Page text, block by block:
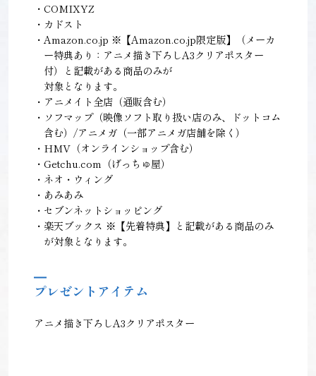
・COMIXYZ
・カドスト
・Amazon.co.jp ※【Amazon.co.jp限定版】（メーカ
ー特典あり：アニメ描き下ろしA3クリアポスター
付）と記載がある商品のみが
対象となります。
・アニメイト全店（通販含む）
・ソフマップ（映像ソフト取り扱い店のみ、ドットコム
含む）/アニメガ（一部アニメガ店舗を除く）
・HMV（オンラインショップ含む）
・Getchu.com（げっちゅ屋）
・ネオ・ウィング
・あみあみ
・セブンネットショッピング
・楽天ブックス ※【先着特典】と記載がある商品のみ
が対象となります。
プレゼントアイテム
アニメ描き下ろしA3クリアポスター